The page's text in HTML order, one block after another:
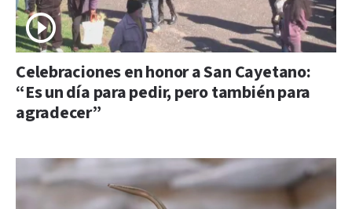
Celebraciones en honor a San Cayetano:
“Es un día para pedir, pero también para
agradecer”